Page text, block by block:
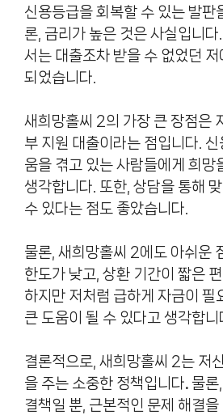
신용등급을 회복할 수 있는 발판
론, 금리가 높은 것은 사실입니다
서는 대출조차 받을 수 없었던 저
되었습니다.
새희망홀씨 2의 가장 큰 장점은
부 지원 대출이라는 점입니다.
움을 겪고 있는 사람들에게 희망
생각합니다. 또한, 상담을 통해
수 있다는 점도 좋았습니다.
물론, 새희망홀씨 2에도 아쉬운
한도가 낮고, 상환 기간이 짧은
하지만 저처럼 급하게 자금이 필
큰 도움이 될 수 있다고 생각합니
결론적으로, 새희망홀씨 2는 저
을 주는 소중한 정책입니다. 물론
결책일 뿐, 근본적인 문제 해결